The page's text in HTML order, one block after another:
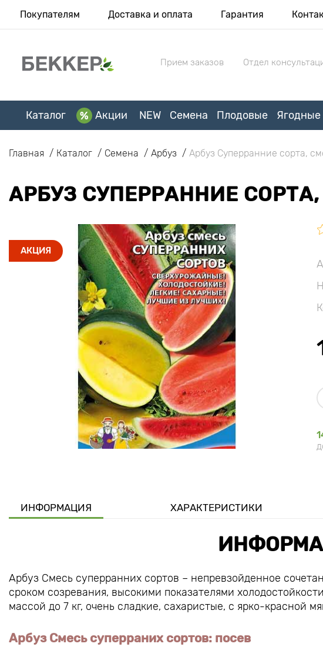
Покупателям Доставка и оплата Гарантия
Прием заказов Отдел
Каталог Акции NEW Семена Плодовые Ягодные
Главная Каталог Семена Арбуз Арбуз Суперранние сорта,
АРБУЗ СУПЕРРАННИЕ
АКЦИЯ
ИНФОРМАЦИЯ ХАРАКТЕРИСТИКИ
Арбуз Смесь суперранних сортов – непревзойденное
сроком созревания, высокими показателями
массой до 7 кг, очень сладкие, сахаристые, с ярко-красной
Арбуз Смесь суперраних сортов: посев